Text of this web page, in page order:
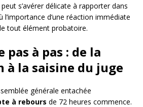
s’avérer délicate à rapporter dans
l’importance d’une réaction immédiate
tout élément probatoire.
pas à pas : de la
la saisine du juge
générale entachée
à rebours de 72 heures commence.